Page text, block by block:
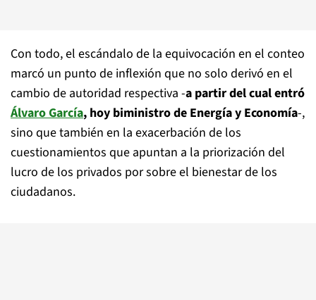
Con todo, el escándalo de la equivocación en el conteo
marcó un punto de inflexión que no solo derivó en el
cambio de autoridad respectiva -a partir del cual entró
Álvaro García, hoy biministro de Energía y Economía-,
sino que también en la exacerbación de los
cuestionamientos que apuntan a la priorización del
lucro de los privados por sobre el bienestar de los
ciudadanos.